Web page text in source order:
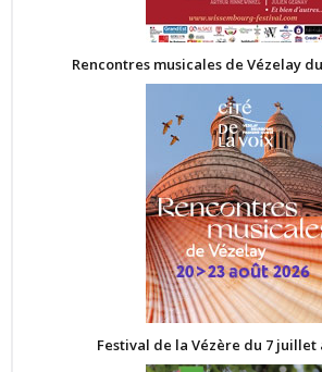
Rencontres musicales de Vézelay
Festival de la Vézère du 7 juillet